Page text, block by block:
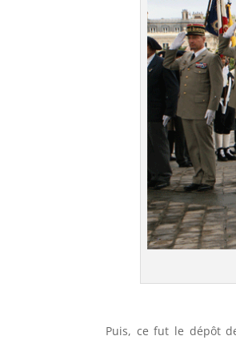
Puis, ce fut le dépôt